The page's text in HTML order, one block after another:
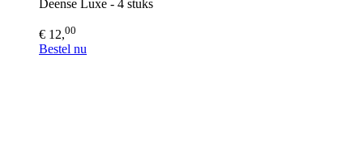
Deense Luxe - 4 stuks
€ 12,00
Bestel nu